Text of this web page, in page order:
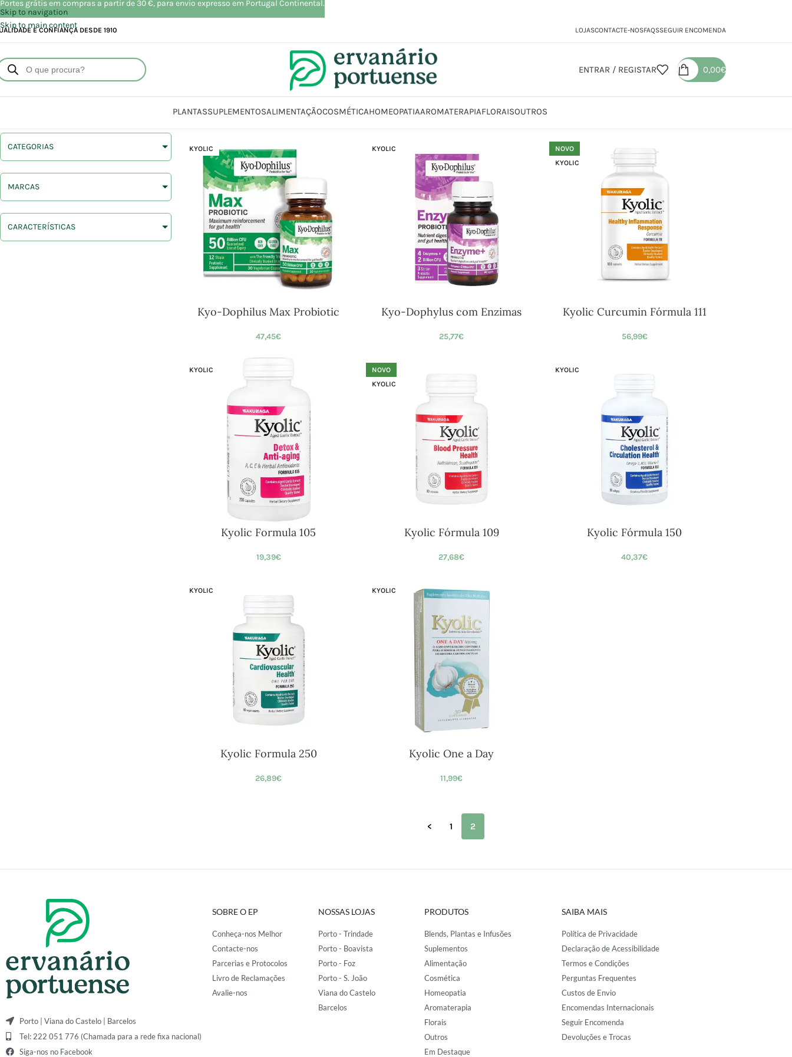
Skip to navigation
Skip to main content
E CONFIANÇA DESDE 1910 LOJASCONTACTE-NOSFAQSSEGUIR ENCOMENDA
ENTRAR / REGISTAR 0,00€
PLANTASSUPLEMENTOSALIMENTAÇÃOCOSMÉTICAHOMEOPATIAAROMATERAPIAFLORAISOUTROS
CATEGORIAS
MARCAS
CARACTERÍSTICAS
KYOLIC
Kyo-Dophilus Max Probiotic
47,45€
KYOLIC
Kyo-Dophylus com Enzimas
25,77€
NOVO
KYOLIC
Kyolic Curcumin Fórmula 111
56,99€
KYOLIC
Kyolic Formula 105
19,39€
NOVO
KYOLIC
Kyolic Fórmula 109
27,68€
KYOLIC
Kyolic Fórmula 150
40,37€
KYOLIC
Kyolic Formula 250
26,89€
KYOLIC
Kyolic One a Day
11,99€
< 1 2
Porto | Viana do Castelo | Barcelos
Tel: 222 051 776 (Chamada para a rede fixa nacional)
Siga-nos no Facebook
SOBRE O EP
Conheça-nos Melhor
Contacte-nos
Parcerias e Protocolos
Livro de Reclamações
Avalie-nos
NOSSAS LOJAS
Porto - Trindade
Porto - Boavista
Porto - Foz
Porto - S. João
Viana do Castelo
Barcelos
PRODUTOS
Blends, Plantas e Infusões
Suplementos
Alimentação
Cosmética
Homeopatia
Aromaterapia
Florais
Outros
Em Destaque
SAIBA MAIS
Política de Privacidade
Declaração de Acessibilidade
Termos e Condições
Perguntas Frequentes
Custos de Envio
Encomendas Internacionais
Seguir Encomenda
Devoluções e Trocas
Portes grátis em compras a partir de 30 €, para envio expresso em Portugal Continental.